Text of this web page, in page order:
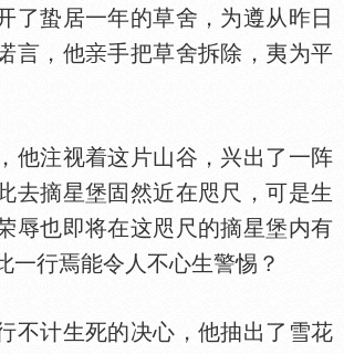
蛰居一年的草舍，为遵从昨日
言，他
手把草舍拆除，夷为平
注视着这片山谷，兴出了一阵
去摘星堡固然近在咫尺，可是生
辱也即将在这咫尺的摘星堡内有
一行焉能令人不心生警惕？
计生死的决心，他抽出了雪花